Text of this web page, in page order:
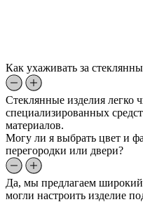
Как ухаживать за
Стеклянные изделия легко
специализированных
материалов.
Могу ли я выбрать цвет и
перегородки или двери?
Да, мы предлагаем
могли настроить изделие